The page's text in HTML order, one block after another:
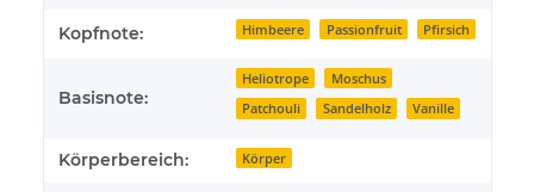
Kopfnote: Himbeere Passionfruit Pfirsich
Basisnote:
Heliotrope
Moschus
Patchouli
Sandelholz Vanille
Körperbereich: Körper